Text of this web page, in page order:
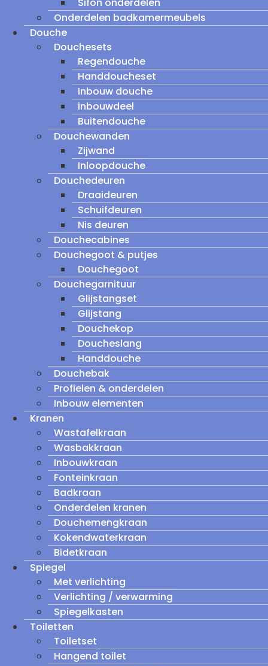
Onderdelen badkamermeubels
Douche
Douchesets
Regendouche
Handdoucheset
Inbouw douche
inbouwdeel
Buitendouche
Douchewanden
Zijwand
Inloopdouche
Douchedeuren
Draaideuren
Schuifdeuren
Nis deuren
Douchecabines
Douchegoot & putjes
Douchegoot
Douchegarnituur
Glijstangset
Glijstang
Douchekop
Doucheslang
Handdouche
Douchebak
Profielen & onderdelen
Inbouw elementen
Kranen
Wastafelkraan
Wasbakkraan
Inbouwkraan
Fonteinkraan
Badkraan
Onderdelen kranen
Douchemengkraan
Kokendwaterkraan
Bidetkraan
Spiegel
Met verlichting
Verlichting / verwarming
Spiegelkasten
Toiletten
Toiletset
Hangend toilet